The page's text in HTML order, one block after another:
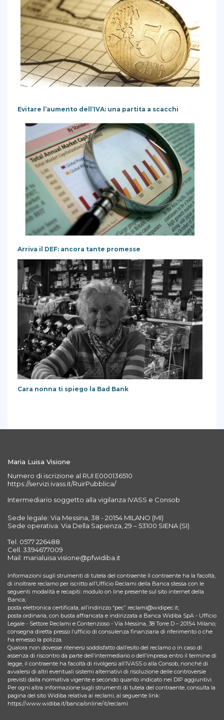
Evitare l’aumento dell’IVA: una partita a scacchi
Arriva il DEF: ancora tante promesse
Cara nonna ti spiego la Bad Bank
Maria Luisa Visione
Numero di iscrizione al RUI E000136510
https://servizi.ivass.it/RuirPubblica/
Intermediario soggetto alla vigilanza IVASS e Consob
Sede legale: Via Messina, 38 - 20154 MILANO (MI)
Sede operativa: Via Della Sapienza, 29 – 53100 SIENA (SI)
Tel. 0577 226488
Cell. 3394677009
Mail: marialuisa.visione@pfwidiba.it
Informazioni sugli strumenti di tutela del contraente Il contraente ha la facoltà,
di inoltrare reclamo per iscritto all’Ufficio Reclami della Banca stessa con le
seguenti modalità e recapiti: modulo on line presente sul sito internet della
Banca;
posta elettronica certificata, all’indirizzo “pec” reclami@widipec.it;
posta ordinaria, con busta affrancata e indirizzata a Banca Widiba SpA - Ufficio
Legale - Settore Reclami e Contenzioso - Via Messina, 38 Torre D – 20154 Milano;
consegna diretta presso l’ufficio di consulenza finanziaria di riferimento o che
ha emesso la polizza.
Qualora non dovesse ritenersi soddisfatto dall’esito del reclamo o in caso di
assenza di riscontro da parte dell’intermediario o dell’impresa entro il termine di
legge, il contraente ha facoltà di rivolgersi all’IVASS o alla Consob, nonché di
avvalersi di altri eventuali sistemi alternativi di risoluzione delle controversie
previsti dalla normativa vigente e secondo quanto indicato nei DIP aggiuntivi.
Per ogni altra informazione sugli strumenti di tutela del contraente, consulta la
pagina del sito Widiba relativa ai reclami, al seguente link:
https://www.widiba.it/banca/online/it/reclami